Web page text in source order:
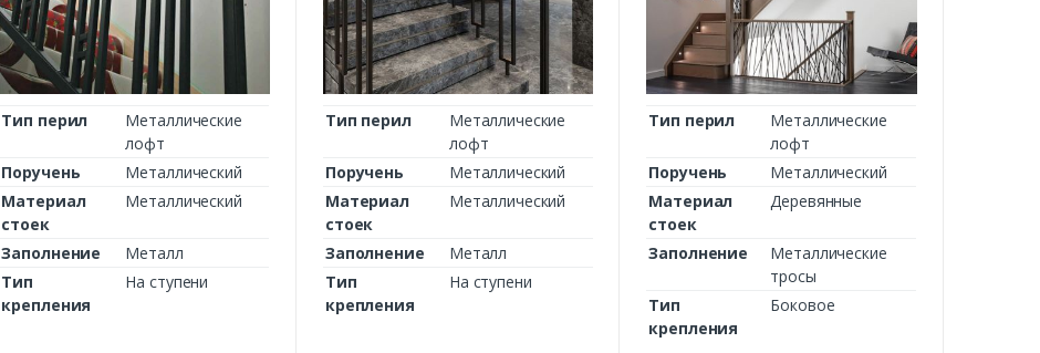
Тип перил
Металлические
лофт
Поручень
Металлический
Материал
стоек
Металлический
Заполнение
Металл
Тип
крепления
На ступени
Тип перил
Металлические
лофт
Поручень
Металлический
Материал
стоек
Металлический
Заполнение
Металл
Тип
крепления
На ступени
Тип перил
Металлические
лофт
Поручень
Металлический
Материал
стоек
Деревянные
Заполнение
Металлические
тросы
Тип
крепления
Боковое